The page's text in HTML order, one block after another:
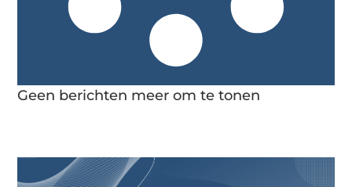
Geen berichten meer om te tonen